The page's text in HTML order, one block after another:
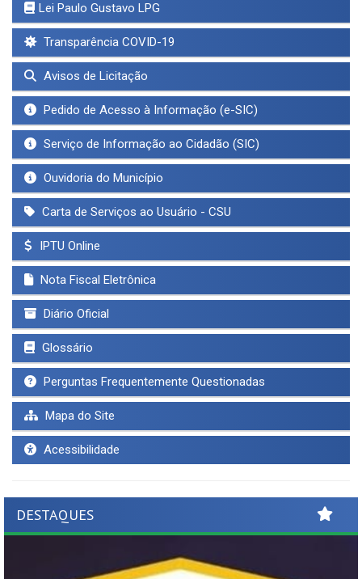
Lei Paulo Gustavo LPG
Transparência COVID-19
Avisos de Licitação
Pedido de Acesso à Informação (e-SIC)
Serviço de Informação ao Cidadão (SIC)
Ouvidoria do Município
Carta de Serviços ao Usuário - CSU
IPTU Online
Nota Fiscal Eletrônica
Diário Oficial
Glossário
Perguntas Frequentemente Questionadas
Mapa do Site
Acessibilidade
DESTAQUES